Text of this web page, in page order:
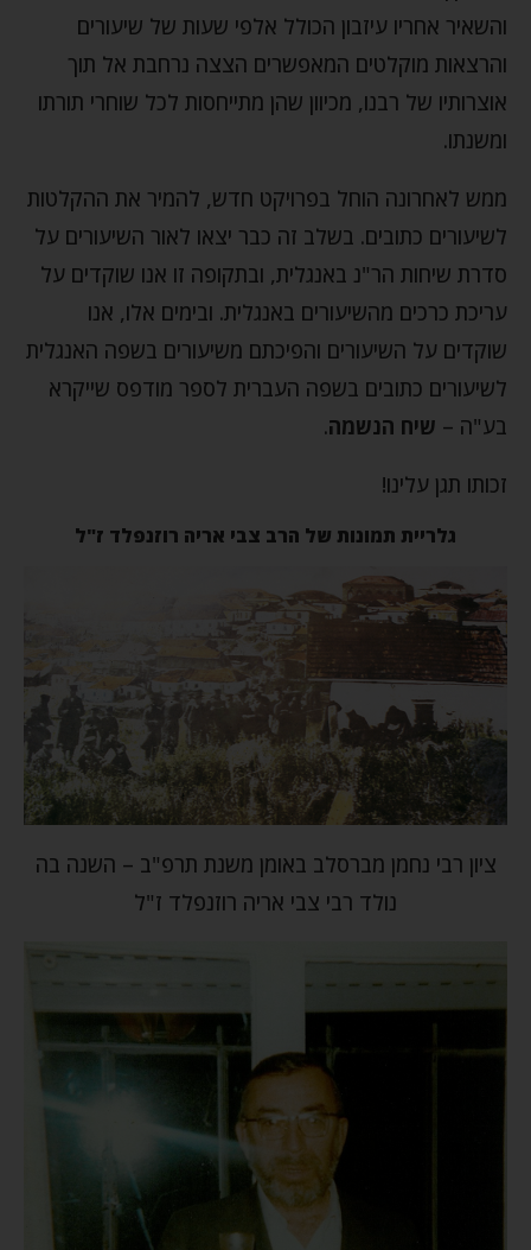
והשאיר אחריו עיזבון הכולל אלפי שעות של שיעורים
והרצאות מוקלטים המאפשרים הצצה נרחבת אל תוך
אוצרותיו של רבנו, מכיוון שהן מתייחסות לכל שוחרי תורתו
ומשנתו.
ממש לאחרונה הוחל בפרויקט חדש, להמיר את ההקלטות
לשיעורים כתובים. בשלב זה כבר יצאו לאור השיעורים על
סדרת שיחות הר"נ באנגלית, ובתקופה זו אנו שוקדים על
עריכת כרכים מהשיעורים באנגלית. ובימים אלו, אנו
שוקדים על השיעורים והפיכתם משיעורים בשפה האנגלית
לשיעורים כתובים בשפה העברית לספר מודפס שייקרא
בע"ה – שיח הנשמה.
זכותו תגן עלינו!
גלריית תמונות של הרב צבי אריה רוזנפלד ז"ל
ציון רבי נחמן מברסלב באומן משנת תרפ"ב – השנה בה
נולד רבי צבי אריה רוזנפלד ז"ל